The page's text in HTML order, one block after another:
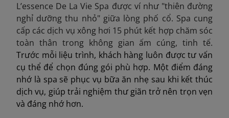
L’essence De La Vie Spa được ví như "thiên đường
nghỉ dưỡng thu nhỏ" giữa lòng phố cổ. Spa cung
cấp các dịch vụ xông hơi 15 phút kết hợp chăm sóc
toàn thân trong không gian ấm cúng, tinh tế.
Trước mỗi liệu trình, khách hàng luôn được tư vấn
cụ thể để chọn đúng gói phù hợp. Một điểm đáng
nhớ là spa sẽ phục vụ bữa ăn nhẹ sau khi kết thúc
dịch vụ, giúp trải nghiệm thư giãn trở nên trọn vẹn
và đáng nhớ hơn.